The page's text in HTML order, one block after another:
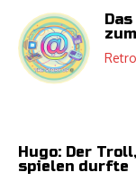
Hugo: Der
spielen durfte